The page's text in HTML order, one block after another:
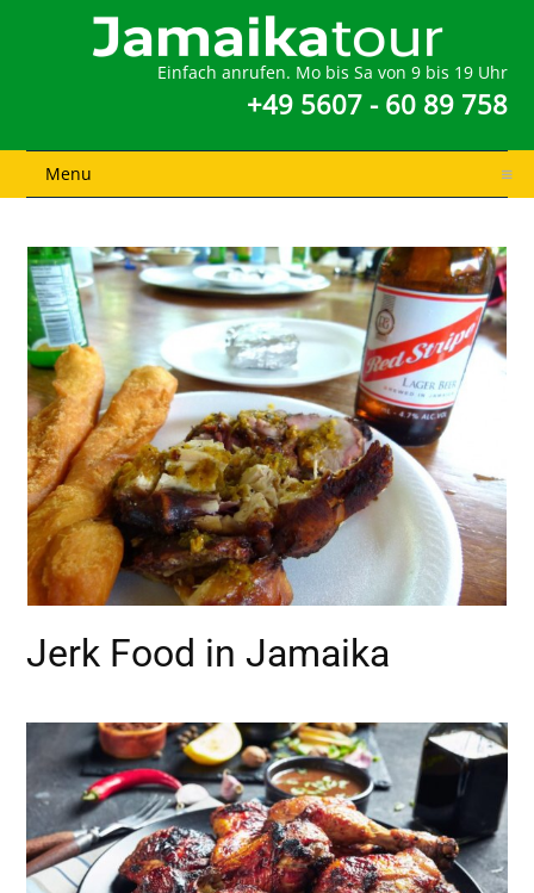
Einfach anrufen. Mo bis Sa von 9 bis 19 Uhr
+49 5607 - 60 89 758
Menu
Jerk Food in Jamaika